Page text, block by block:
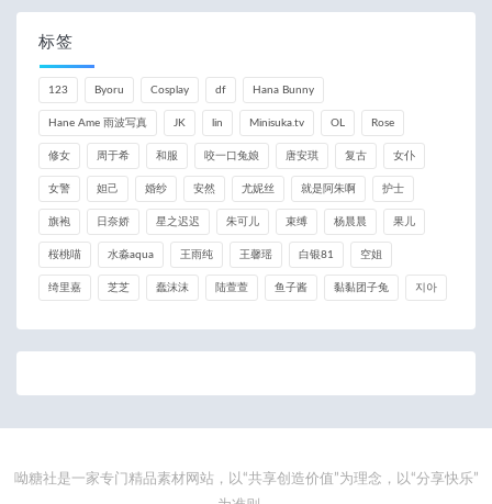
标签
123 Byoru Cosplay df Hana Bunny
Hane Ame 雨波写真 JK lin Minisuka.tv OL Rose
修女 周于希 和服 咬一口兔娘 唐安琪 复古 女仆
女警 妲己 婚纱 安然 尤妮丝 就是阿朱啊 护士
旗袍 日奈娇 星之迟迟 朱可儿 束缚 杨晨晨 果儿
桜桃喵 水淼aqua 王雨纯 王馨瑶 白银81 空姐
绮里嘉 芝芝 蠢沫沫 陆萱萱 鱼子酱 黏黏团子兔 지아
呦糖社是一家专门精品素材网站，以“共享创造价值”为理念，以“分享快乐”